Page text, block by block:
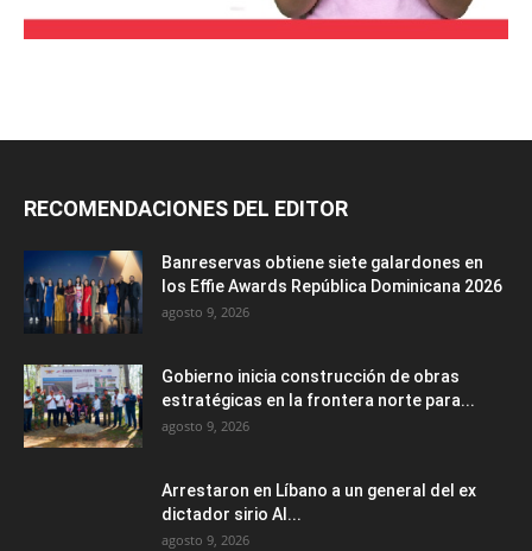
RECOMENDACIONES DEL EDITOR
Banreservas obtiene siete galardones en
los Effie Awards República Dominicana 2026
agosto 9, 2026
Gobierno inicia construcción de obras
estratégicas en la frontera norte para...
agosto 9, 2026
Arrestaron en Líbano a un general del ex
dictador sirio Al...
agosto 9, 2026